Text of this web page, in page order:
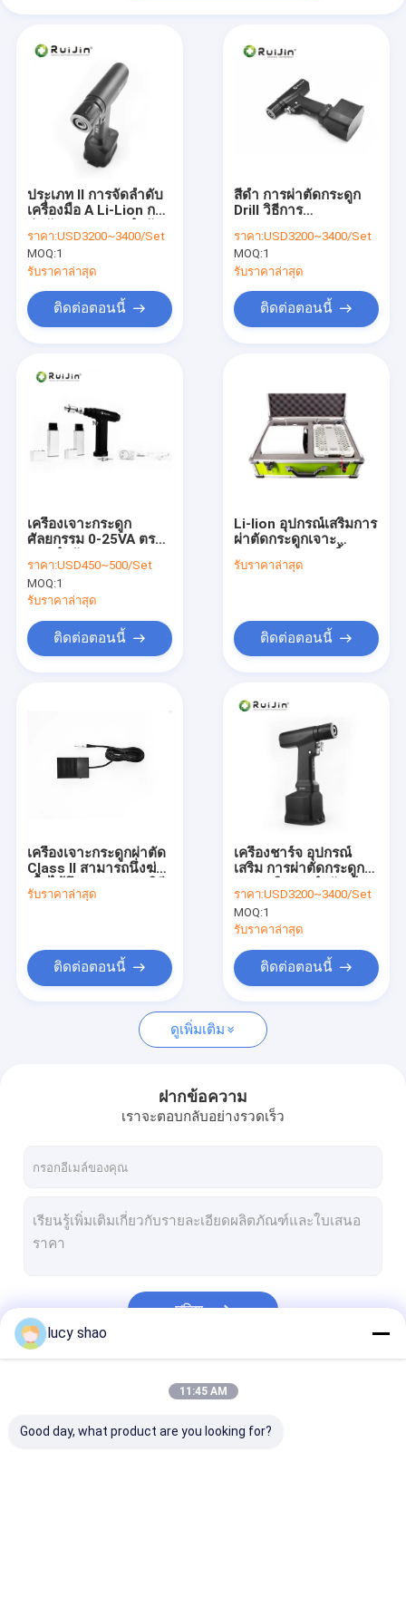
เกี่ยวกับเรา
ติดต่อเรา
เจาะกระดูกทางการแพทย์
เจาะกระดูกศัลยกรรม
เลื่อยกระดูกสั่น
เลื่อยกระดูกยื่นหมูยื่นแมว
ระบบเจาะสว่านมัลติฟังก์ชั่น
เจาะกระดูกและข้อสัตวแพทย์
เครื่องมือตัดทางการแพทย์
อุปกรณ์ทางการแพทย์
ประเภท II การจัดลําดับ
เครื่องมือ A Li-Lion การ
ราคา:USD3200~3400/Set
MOQ:1
รับราคาล่าสุด
ติดต่อตอนนี้
สีดํา การผ่าตัดกระดูก
Drill วิธีการ
Autoclave ถึง 135
องศา
ราคา:USD3200~3400/Set
MOQ:1
รับราคาล่าสุด
ติดต่อตอนนี้
เครื่องเจาะกระดูก
ศัลยกรรม 0-25VA ตรา
ราคา:USD450~500/Set
MOQ:1
รับราคาล่าสุด
ติดต่อตอนนี้
Li-lion อุปกรณ์เสริมการ
ผ่าตัดกระดูกเจาะ
Chuck ขนาด เห
รับราคาล่าสุด
ติดต่อตอนนี้
เครื่องเจาะกระดูกผ่าตัด
Class II สามารถนึ่งฆ่า
การฆ่าเชื้อเครื่องมือ อบ
รับราคาล่าสุด
ติดต่อตอนนี้
เครื่องชาร์จ อุปกรณ์
เสริม การผ่าตัดกระดูก
72W สีดํา / เงิน
ราคา:USD3200~3400/Set
MOQ:1
รับราคาล่าสุด
ติดต่อตอนนี้
ดูเพิ่มเติม
ฝากข้อความ
เราจะตอบกลับอย่างรวดเร็ว
চালিয়ে
lucy shao
11:45 AM
Good day, what product are you looking for?